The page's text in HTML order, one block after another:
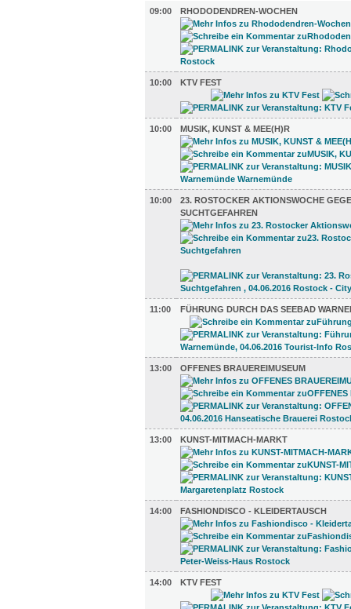
09:00
RHODODENDREN-WOCHEN
10:00 KTV FEST
10:00 MUSIK, KUNST & MEE(H)R
10:00
23. ROSTOCKER AKTIONSWOCHE
SUCHTGEFAHREN
11:00 FÜHRUNG DURCH DAS SEEBAD
13:00 OFFENES BRAUEREIMUSEUM
13:00 KUNST-MITMACH-MARKT
14:00 FASHIONDISCO - KLEIDERTAUSCH
14:00 KTV FEST